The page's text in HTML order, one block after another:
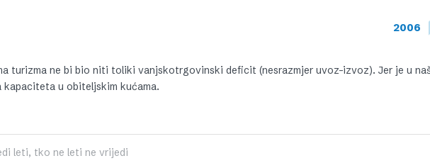
2006
turizma ne bi bio niti toliki vanjskotrgovinski deficit (nesrazmjer uvoz-izvoz). Jer je u
u obiteljskim kućama.
leti, tko ne leti ne vrijedi